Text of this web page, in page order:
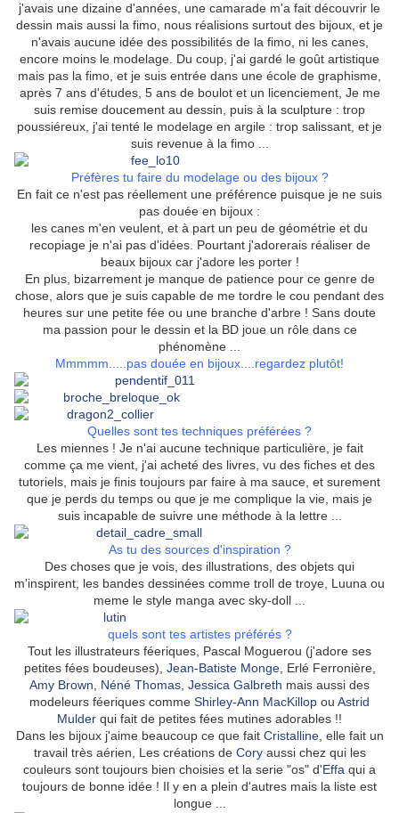
j'avais une dizaine d'années, une camarade m'a fait découvrir le
dessin mais aussi la fimo, nous réalisions surtout des bijoux, et je
n'avais aucune idée des possibilités de la fimo, ni les canes,
encore moins le modelage. Du coup, j'ai gardé le goût artistique
mais pas la fimo, et je suis entrée dans une école de graphisme,
après 7 ans d'études, 5 ans de boulot et un licenciement, Je me
suis remise doucement au dessin, puis à la sculpture : trop
poussiéreux, j'ai tenté le modelage en argile : trop salissant, et je
suis revenue à la fimo ...
Préfères tu faire du modelage ou des bijoux ?
En fait ce n'est pas réellement une préférence puisque je ne suis
pas douée en bijoux :
les canes m'en veulent, et à part un peu de géométrie et du
recopiage je n'ai pas d'idées. Pourtant j'adorerais réaliser de
beaux bijoux car j'adore les porter !
En plus, bizarrement je manque de patience pour ce genre de
chose, alors que je suis capable de me tordre le cou pendant des
heures sur une petite fée ou une branche d'arbre ! Sans doute
ma passion pour le dessin et la BD joue un rôle dans ce
phénomène ...
Mmmmm.....pas douée en bijoux....regardez plutôt!
Quelles sont tes techniques préférées ?
Les miennes ! Je n'ai aucune technique particulière, je fait
comme ça me vient, j'ai acheté des livres, vu des fiches et des
tutoriels, mais je finis toujours par faire à ma sauce, et surement
que je perds du temps ou que je me complique la vie, mais je
suis incapable de suivre une méthode à la lettre ...
As tu des sources d'inspiration ?
Des choses que je vois, des illustrations, des objets qui
m'inspirent, les bandes dessinées comme troll de troye, Luuna ou
meme le style manga avec sky-doll ...
quels sont tes artistes préférés ?
Tout les illustrateurs féeriques, Pascal Moguerou (j'adore ses
petites fées boudeuses), Jean-Batiste Monge, Erlé Ferronière,
Amy Brown
Néné Thomas Jessica Galbreth mais aussi des
modeleurs féeriques comme Shirley-Ann MacKillop ou Astrid
Mulder qui fait de petites fées mutines adorables !!
Dans les bijoux j'aime beaucoup ce que fait Cristalline, elle fait un
travail très aérien, Les créations de Coryaussi chez qui les
couleurs sont toujours bien choisies et la serie "os" d'Effa qui a
toujours de bonne idée ! Il y en a plein d'autres mais la liste est
longue ...